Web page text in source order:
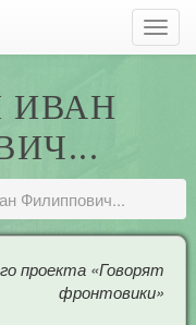
ИВАН
Филиппович...
проекта «Говорят
фронтовики»